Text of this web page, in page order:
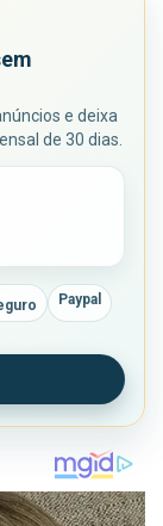
e deixa
de 30 dias.
Paypal